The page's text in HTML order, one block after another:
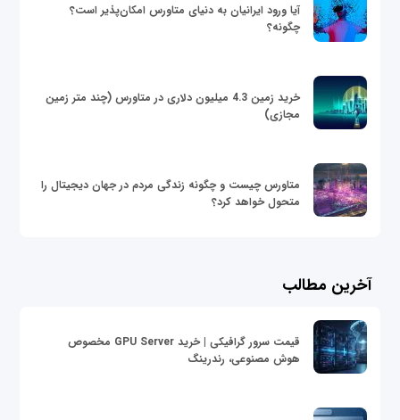
آیا ورود ایرانیان به دنیای متاورس امکان‌پذیر است؟
چگونه؟
خرید زمین 4.3 میلیون دلاری در متاورس (چند متر زمین
مجازی)
متاورس چیست و چگونه زندگی مردم در جهان دیجیتال را
متحول خواهد کرد؟
آخرین مطالب
قیمت سرور گرافیکی | خرید GPU Server مخصوص
هوش مصنوعی، رندرینگ